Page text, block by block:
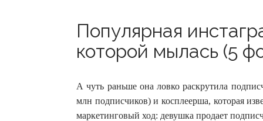
Популярная
которой мылась (5
А чуть раньше она ловко раскрутила
млн подписчиков) и косплеерша, которая
маркетинговый ход: девушка продает